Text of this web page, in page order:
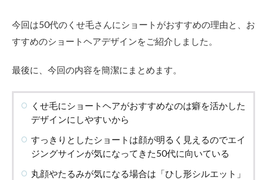
今回は50代のくせ毛さんにショートがおすすめの理由と、お
すすめのショートヘアデザインをご紹介しました。
最後に、今回の内容を簡潔にまとめます。
くせ毛にショートヘアがおすすめなのは癖を活かした
デザインにしやすいから
すっきりとしたショートは顔が明るく見えるのでエイ
ジングサインが気になってきた50代に向いている
丸顔やたるみが気になる場合は「ひし形シルエット」